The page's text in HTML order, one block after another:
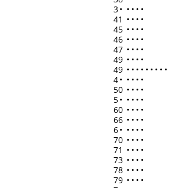
3• • • • •
41 • • • •
45 • • • •
46 • • • •
47 • • • •
49 • • • •
49 • • • • • • • • •
4• • • • •
50 • • • •
5• • • • •
60 • • • •
66 • • • •
6• • • • •
70 • • • •
71 • • • •
73 • • • •
78 • • • •
79 • • • •